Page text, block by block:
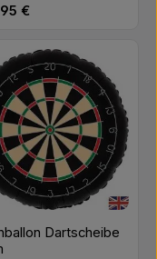
Preis:
€
Dartscheibe